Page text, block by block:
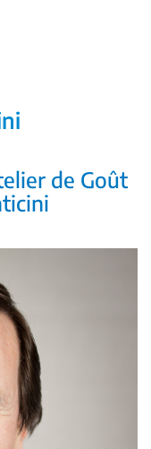
de Goût